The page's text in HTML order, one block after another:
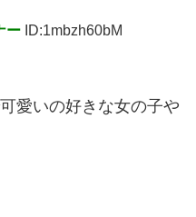
ー ID:1mbzh60bM
愛いの好きな女の子や